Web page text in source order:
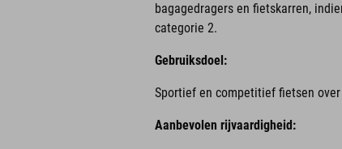
bagagedragers en fietskarren,
categorie 2.
Gebruiksdoel:
Sportief en competitief fietsen
Aanbevolen rijvaardigheid: